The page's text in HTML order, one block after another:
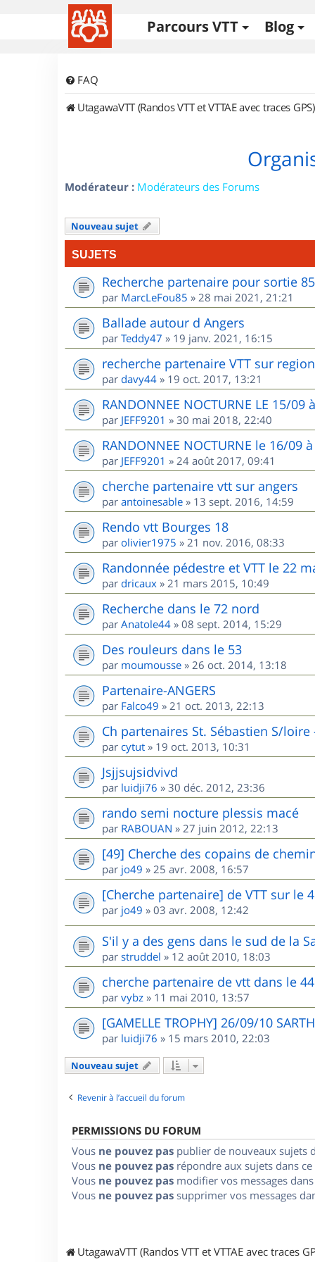
Parcours VTT Blog
FAQ
UtagawaVTT (Randos VTT et VTTAE avec traces GPS)
Modérateur : Modérateurs des Forums
Nouveau sujet
SUJETS
Recherche partenaire pour sortie
par MarcLeFou85 » 28 mai 2021, 21:21
Ballade autour d Angers
par Teddy47 » 19 janv. 2021, 16:15
recherche partenaire VTT sur
par davy44 » 19 oct. 2017, 13:21
RANDONNEE NOCTURNE LE 15/09
par JEFF9201 » 30 mai 2018, 22:40
RANDONNEE NOCTURNE le 16/09
par JEFF9201 » 24 août 2017, 09:41
cherche partenaire vtt sur angers
par antoinesable » 13 sept. 2016, 14:59
Rendo vtt Bourges 18
par olivier1975 » 21 nov. 2016, 08:33
Randonnée pédestre et VTT le 22
par dricaux » 21 mars 2015, 10:49
Recherche dans le 72 nord
par Anatole44 » 08 sept. 2014, 15:29
Des rouleurs dans le 53
par moumousse » 26 oct. 2014, 13:18
Partenaire-ANGERS
par Falco49 » 21 oct. 2013, 22:13
Ch partenaires St. Sébastien S/loire
par cytut » 19 oct. 2013, 10:31
Jsjjsujsidvivd
par luidji76 » 30 déc. 2012, 23:36
rando semi nocture plessis macé
par RABOUAN » 27 juin 2012, 22:13
[49] Cherche des copains de
par jo49 » 25 avr. 2008, 16:57
[Cherche partenaire] de VTT sur le
par jo49 » 03 avr. 2008, 12:42
S'il y a des gens dans le sud de la
par struddel » 12 août 2010, 18:03
cherche partenaire de vtt dans le 44
par vybz » 11 mai 2010, 13:57
[GAMELLE TROPHY] 26/09/10
par luidji76 » 15 mars 2010, 22:03
Nouveau sujet
Revenir à l’accueil du forum
PERMISSIONS DU FORUM
Vous ne pouvez pas publier de nouveaux sujets
Vous ne pouvez pas répondre aux sujets dans
Vous ne pouvez pas modifier vos messages
Vous ne pouvez pas supprimer vos messages
UtagawaVTT (Randos VTT et VTTAE avec traces